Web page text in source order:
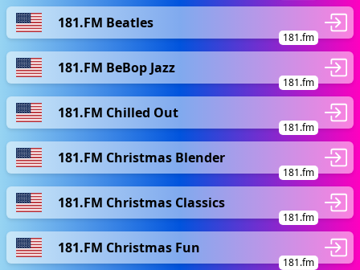
181.FM Beatles
181.fm
181.FM BeBop Jazz
181.fm
181.FM Chilled Out
181.fm
181.FM Christmas Blender
181.fm
181.FM Christmas Classics
181.fm
181.FM Christmas Fun
181.fm